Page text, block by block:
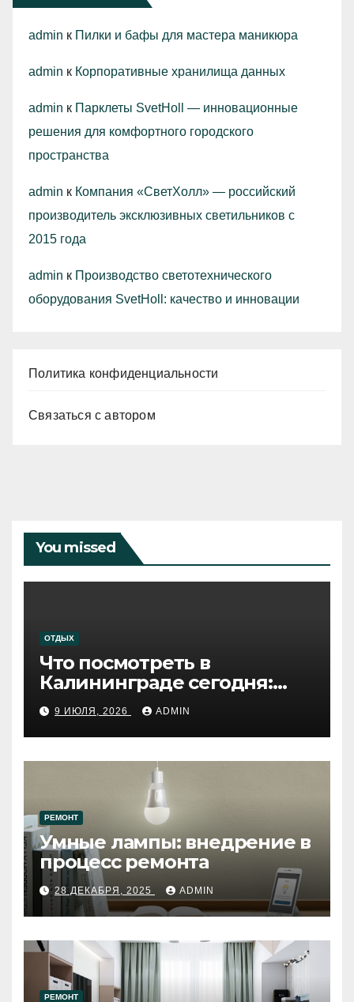
admin к Пилки и бафы для мастера маникюра
admin к Корпоративные хранилища данных
admin к Парклеты SvetHoll — инновационные
решения для комфортного городского
пространства
admin к Компания «СветХолл» — российский
производитель эксклюзивных светильников с
2015 года
admin к Производство светотехнического
оборудования SvetHoll: качество и инновации
Политика конфиденциальности
Связаться с автором
You missed
ОТДЫХ
Что посмотреть в
Калининграде сегодня:
путеводитель по самому
западному городу России
9 ИЮЛЯ, 2026 ADMIN
РЕМОНТ
Умные лампы: внедрение в
процесс ремонта
28 ДЕКАБРЯ, 2025 ADMIN
РЕМОНТ